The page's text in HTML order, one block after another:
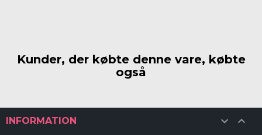
Kunder, der købte denne vare, købte
også
INFORMATION  